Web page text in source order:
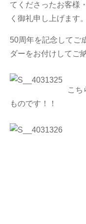
お出かけ(766)
ありがとうの輪 (51)
てくださったお客様
く御礼申し上げます。
50周年を記念してご
ダーをお付けしてご
こち
ものです！！